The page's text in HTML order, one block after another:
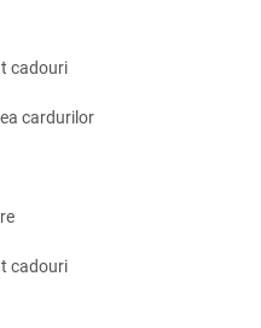
cadouri
cardurilor
cadouri